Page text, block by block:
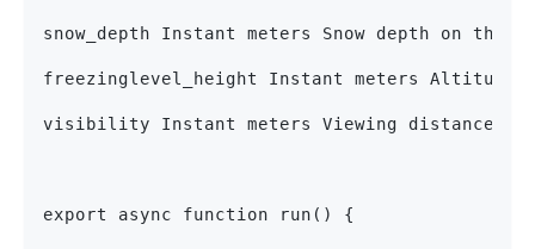
snow_depth Instant meters Snow depth on the
freezinglevel_height Instant meters Altitude
visibility Instant meters Viewing distance in
export async function run() {